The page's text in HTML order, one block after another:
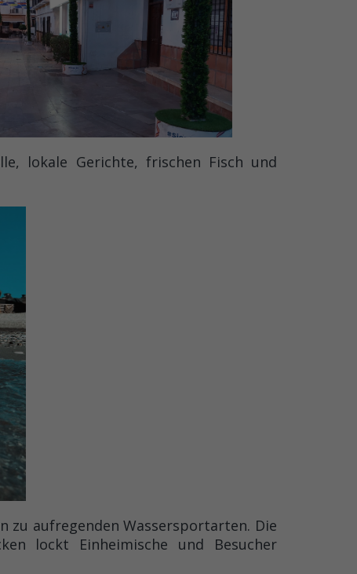
lokale Gerichte, frischen Fisch und
zu aufregenden Wassersportarten. Die
lockt Einheimische und Besucher